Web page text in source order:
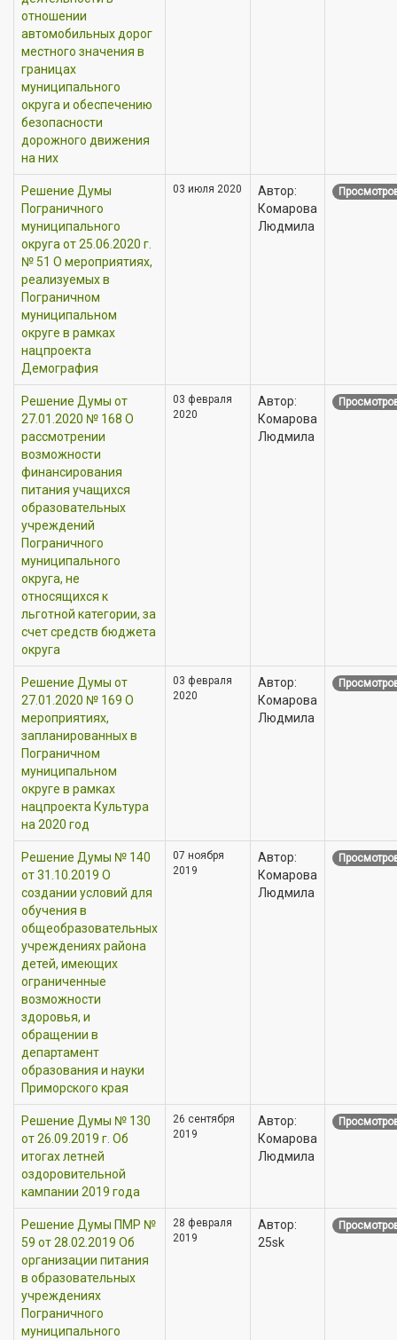
отношении
автомобильных дорог
местного значения в
границах
муниципального
округа и обеспечению
безопасности
дорожного движения
на них
Решение Думы
Пограничного
муниципального
округа от 25.06.2020 г.
№ 51 О мероприятиях,
реализуемых в
Пограничном
муниципальном
округе в рамках
нацпроекта
Демография
03 июля 2020
Автор:
Комарова
Людмила
Решение Думы от
27.01.2020 № 168 О
рассмотрении
возможности
финансирования
питания учащихся
образовательных
учреждений
Пограничного
муниципального
округа, не
относящихся к
льготной категории, за
счет средств бюджета
округа
03 февраля
2020
Автор:
Комарова
Людмила
Решение Думы от
27.01.2020 № 169 О
мероприятиях,
запланированных в
Пограничном
муниципальном
округе в рамках
нацпроекта Культура
на 2020 год
03 февраля
2020
Автор:
Комарова
Людмила
Решение Думы № 140
от 31.10.2019 О
создании условий для
обучения в
общеобразовательных
учреждениях района
детей, имеющих
ограниченные
возможности
здоровья, и
обращении в
департамент
образования и науки
Приморского края
07 ноября
2019
Автор:
Комарова
Людмила
Решение Думы № 130
от 26.09.2019 г. Об
итогах летней
оздоровительной
кампании 2019 года
26 сентября
2019
Автор:
Комарова
Людмила
Решение Думы ПМР №
59 от 28.02.2019 Об
организации питания
в образовательных
учреждениях
Пограничного
муниципального
28 февраля
2019
Автор:
25sk